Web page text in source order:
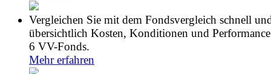
Vergleichen Sie mit dem Fondsvergleich schnell
übersichtlich Kosten, Konditionen und
6 VV-Fonds.
Mehr erfahren